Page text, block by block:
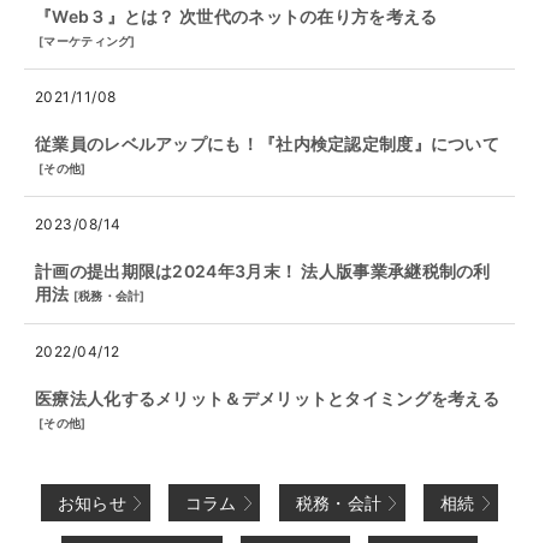
『Web３』とは？ 次世代のネットの在り方を考える
[マーケティング]
2021/11/08
従業員のレベルアップにも！『社内検定認定制度』について
[その他]
2023/08/14
計画の提出期限は2024年3月末！ 法人版事業承継税制の利
用法 [税務・会計]
2022/04/12
医療法人化するメリット＆デメリットとタイミングを考える
[その他]
お知らせ コラム 税務・会計 相続